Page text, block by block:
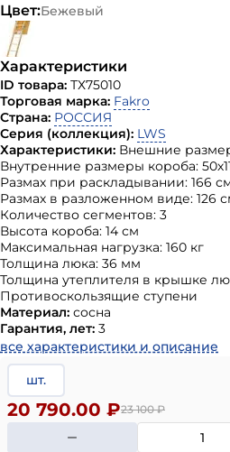
Цвет:Бежевый
Характеристики
ID товара: ТХ75010
Торговая марка: Fakro
Страна: РОССИЯ
Серия (коллекция): LWS
Характеристики: Внешние
Внутренние размеры короба:
Размах при раскладывании: 166
Размах в разложенном виде: 126
Количество сегментов: 3
Высота короба: 14 см
Максимальная нагрузка: 160 кг
Толщина люка: 36 мм
Толщина утеплителя в крышке
Противоскользящие ступени
Материал: сосна
Гарантия, лет: 3
все характеристики и описание
шт.
23 100₽
20 790.00 ₽